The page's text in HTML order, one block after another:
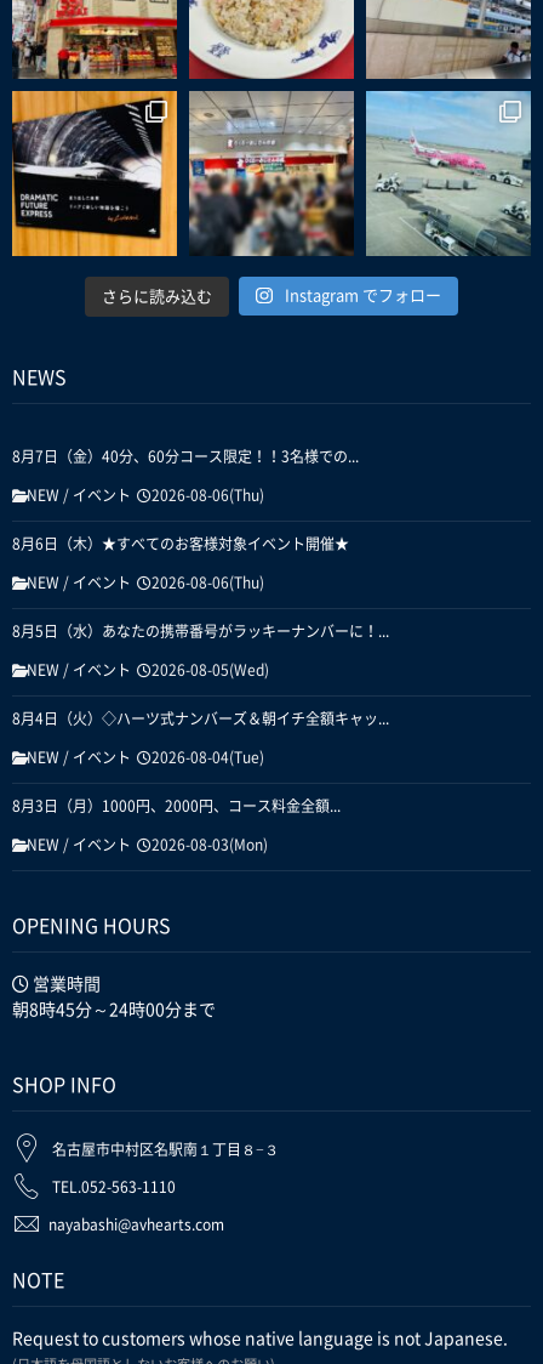
さらに読み込む Instagram でフォロー
NEWS
8月7日（金）40分、60分コース限定！！3名様での...
NEW / イベント 2026-08-06(Thu)
8月6日（木）★すべてのお客様対象イベント開催★
NEW / イベント 2026-08-06(Thu)
8月5日（水）あなたの携帯番号がラッキーナンバーに！...
NEW / イベント 2026-08-05(Wed)
8月4日（火）◇ハーツ式ナンバーズ＆朝イチ全額キャッ...
NEW / イベント 2026-08-04(Tue)
8月3日（月）1000円、2000円、コース料金全額...
NEW / イベント 2026-08-03(Mon)
OPENING HOURS
営業時間
朝8時45分～24時00分まで
SHOP INFO
名古屋市中村区名駅南１丁目８−３
TEL.052-563-1110
nayabashi@avhearts.com
NOTE
Request to customers whose native language is not Japanese.